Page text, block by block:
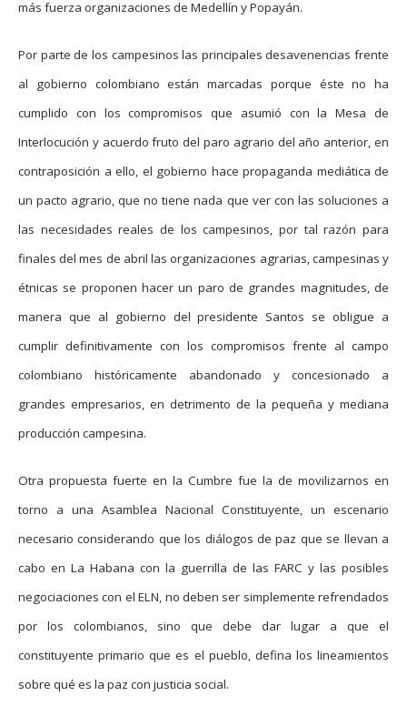
más fuerza organizaciones de Medellín y Popayán.
Por parte de los campesinos las principales desavenencias frente
al gobierno colombiano están marcadas porque éste no ha
cumplido con los compromisos que asumió con la Mesa de
Interlocución y acuerdo fruto del paro agrario del año anterior, en
contraposición a ello, el gobierno hace propaganda mediática de
un pacto agrario, que no tiene nada que ver con las soluciones a
las necesidades reales de los campesinos, por tal razón para
finales del mes de abril las organizaciones agrarias, campesinas y
étnicas se proponen hacer un paro de grandes magnitudes, de
manera que al gobierno del presidente Santos se obligue a
cumplir definitivamente con los compromisos frente al campo
colombiano históricamente abandonado y concesionado a
grandes empresarios, en detrimento de la pequeña y mediana
producción campesina.
Otra propuesta fuerte en la Cumbre fue la de movilizarnos en
torno a una Asamblea Nacional Constituyente, un escenario
necesario considerando que los diálogos de paz que se llevan a
cabo en La Habana con la guerrilla de las FARC y las posibles
negociaciones con el ELN, no deben ser simplemente refrendados
por los colombianos, sino que debe dar lugar a que el
constituyente primario que es el pueblo, defina los lineamientos
sobre qué es la paz con justicia social.